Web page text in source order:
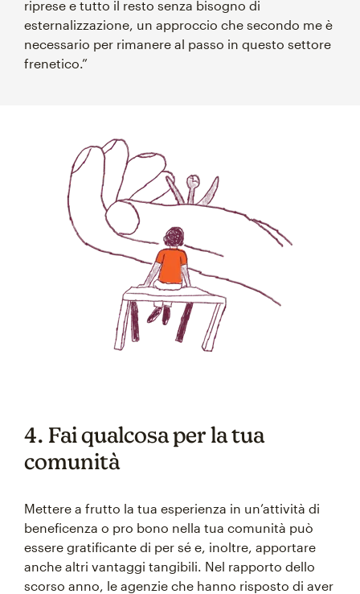
riprese e tutto il resto senza bisogno di
esternalizzazione, un approccio che secondo me è
necessario per rimanere al passo in questo settore
frenetico.”
4. Fai qualcosa per la tua
comunità
Mettere a frutto la tua esperienza in un’attività di
beneficenza o pro bono nella tua comunità può
essere gratificante di per sé e, inoltre, apportare
anche altri vantaggi tangibili. Nel rapporto dello
scorso anno, le agenzie che hanno risposto di aver